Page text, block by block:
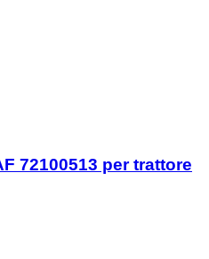
72100513 per trattore